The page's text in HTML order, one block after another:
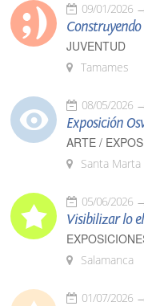
09/01/2026
JUVENTUD
Tamames
08/05/2026
Exposición
ARTE /
Santa
05/06/2026
Visibilizar lo
Salamanca
01/07/2026